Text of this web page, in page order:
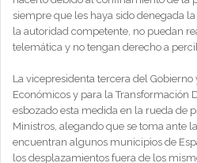
siempre que les haya sido denegada
la autoridad competente, no puedan
telemática y no tengan derecho a
La vicepresidenta tercera del
Económicos y para la Transformación
esbozado esta medida en la rueda de
Ministros, alegando que se toma ante
encuentran algunos municipios de
los desplazamientos fuera de los